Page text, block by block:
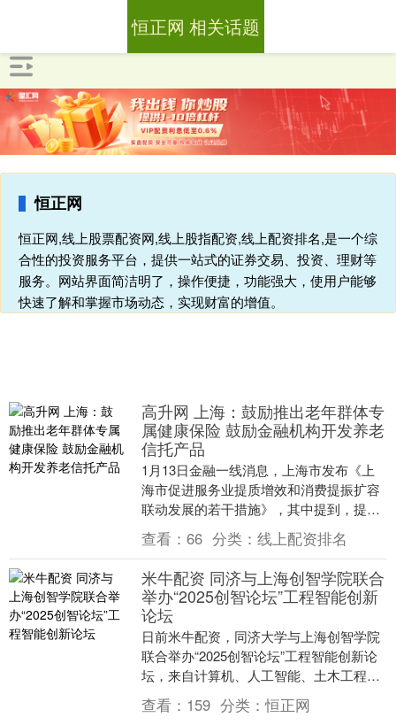
恒正网
恒正网,线上股票配资网,线上股指配资,线上配资排名,是一个综
合性的投资服务平台，提供一站式的证券交易、投资、理财等
服务。网站界面简洁明了，操作便捷，功能强大，使用户能够
快速了解和掌握市场动态，实现财富的增值。
恒正网 相关话题
高升网 上海：鼓励推出老年群体专
属健康保险 鼓励金融机构开发养老
信托产品
1月13日金融一线消息，上海市发布《上
海市促进服务业提质增效和消费提振扩容
联动发展的若干措施》，其中提到，提升
养老服务品质。支持养老机构新建、改建
双人间，按照床....
查看： 66 分类： 线上配资排名
米牛配资 同济与上海创智学院联合
举办“2025创智论坛”工程智能创新
论坛
日前米牛配资，同济大学与上海创智学院
联合举办“2025创智论坛”工程智能创新论
坛，来自计算机、人工智能、土木工程、
交通、建筑、城市规划、设计、医疗、信
息等多个领....
查看： 159 分类：恒正网